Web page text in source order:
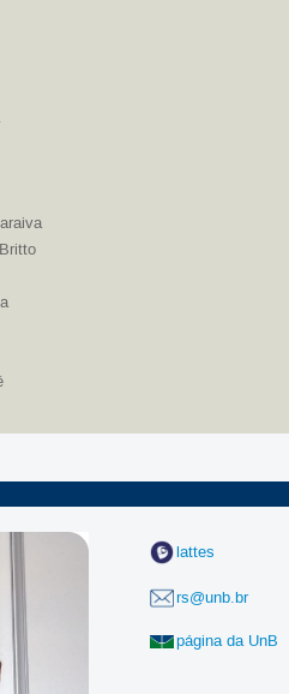
lattes
rs@unb.br
página da UnB